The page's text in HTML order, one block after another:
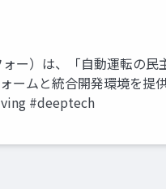
ォー）は、「自動運転の
ームと統合開発環境を
#deeptech